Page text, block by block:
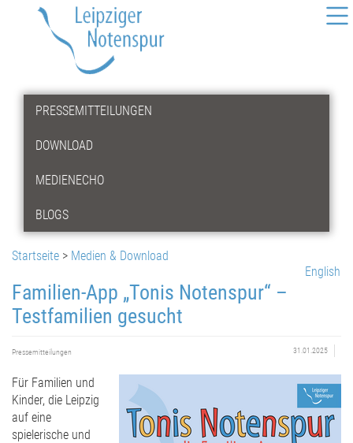
PRESSEMITTEILUNGEN
DOWNLOAD
MEDIENECHO
BLOGS
Startseite > Medien & Download
English
Familien-App „Tonis Notenspur“ –
Testfamilien gesucht
31.01.2025
Pressemitteilungen
Für Familien und
Kinder, die Leipzig
auf eine
spielerische und